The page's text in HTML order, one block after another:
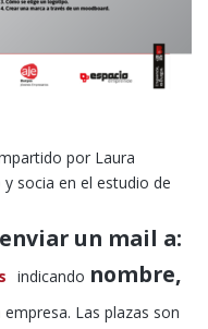
por Laura
socia en el estudio de
un mail a:
indicando nombre,
empresa. Las plazas son